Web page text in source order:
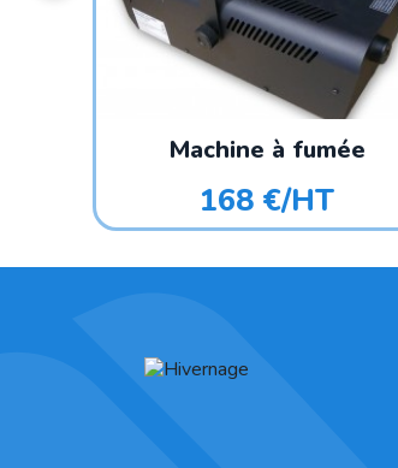
Machine à fumée
168 €/HT